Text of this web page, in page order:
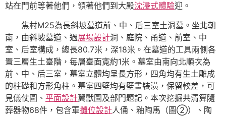
站在門前等著他們，領著他們到大殿沈浸式體驗迎。
焦村M25為長斜坡墓道前、中、后三室土洞墓。坐北朝
南，由斜坡墓道、過展場設計洞、庭院、甬道、前室、中
室、后室構成，總長80.7米，深18米。在墓道的工具兩側各
置三層生土臺階，每層臺面寬約1米。墓室由南向北順次為
前、中、后三室，墓室立體均呈長方形，四角均有生土雕成
的柱礎和方形角柱。墓室四壁均有壁畫裝潢，保留較差，可
見儀仗圖、 平面設計翼獸圖及部門題記。本次挖掘共清算隨
葬器物68件，包含軍攤位設計人俑、釉陶馬（圖②）、陶